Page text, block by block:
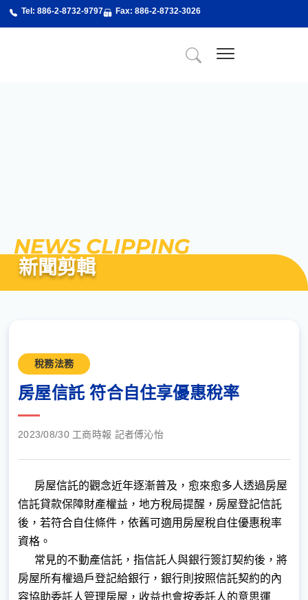
Tel: 886-2-8732-9797 Fax: 886-2-8732-3026
NEWS CLIPPING
新聞剪輯
稅務法務
房屋信託 符合自住享優惠稅率
2023/08/30 工商時報 記者傅沁怡
房屋信託的觀念近年逐漸普及，愈來愈多人透過房屋
信託貸款保障財產權益，地方稅局提醒，房屋登記信託
後，若符合自住條件，依舊可適用房屋稅自住優惠稅率
資格。
常見的不動產信託，指信託人與銀行簽訂契約後，將
房屋所有權過戶登記給銀行，銀行則按照信託契約的內
容協助委託人管理房屋，收益也會按委託人的意思運